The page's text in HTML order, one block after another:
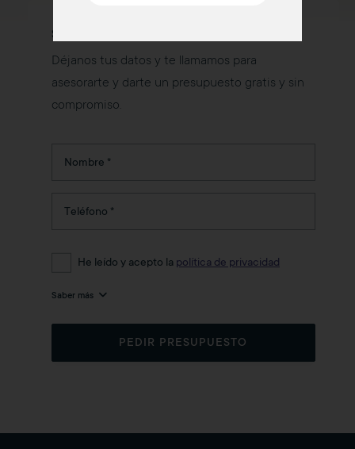
SOLICITAR PRESUPUESTO
Déjanos tus datos y te llamamos para
asesorarte y darte un presupuesto gratis y sin
compromiso.
He leído y acepto la política de privacidad
Saber más
PEDIR PRESUPUESTO